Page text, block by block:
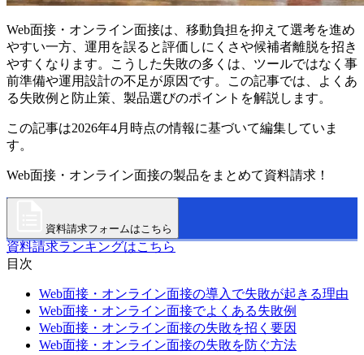
Web面接・オンライン面接は、移動負担を抑えて選考を進め
やすい一方、運用を誤ると評価しにくさや候補者離脱を招き
やすくなります。こうした失敗の多くは、ツールではなく事
前準備や運用設計の不足が原因です。この記事では、よくあ
る失敗例と防止策、製品選びのポイントを解説します。
この記事は2026年4月時点の情報に基づいて編集していま
す。
Web面接・オンライン面接の製品をまとめて資料請求！
資料請求フォームはこちら
資料請求ランキングはこちら
目次
Web面接・オンライン面接の導入で失敗が起きる理由
Web面接・オンライン面接でよくある失敗例
Web面接・オンライン面接の失敗を招く要因
Web面接・オンライン面接の失敗を防ぐ方法